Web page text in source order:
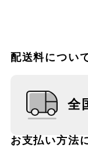
配送料につい
全
お支払い方法